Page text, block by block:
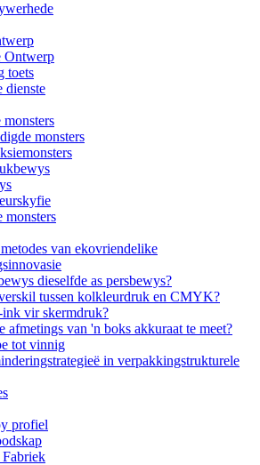
Ontwerp
toets
dienste
monsters
monsters
monsters
van ekovriendelike
dieselfde as persbewys?
tussen kolkleurdruk en CMYK?
vir skermdruk?
afmetings van 'n boks akkuraat te meet?
tot vinnig
in verpakkingstrukturele
profiel